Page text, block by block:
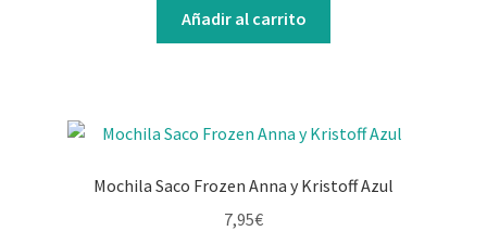
Añadir al carrito
Mochila Saco Frozen Anna y Kristoff Azul
7,95€